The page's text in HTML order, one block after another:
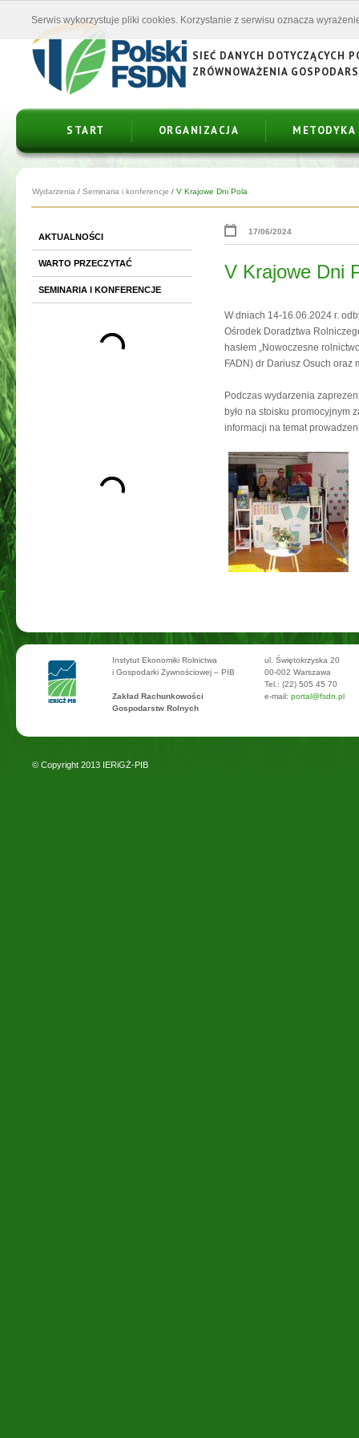
SIEĆ DANYCH DOTYCZĄCYCH
ZRÓWNOWAŻENIA
START ORGANIZACJA METODYKA
Wydarzenia / Seminaria i konferencje / V Krajowe Dni Pola
AKTUALNOŚCI
WARTO PRZECZYTAĆ
SEMINARIA I KONFERENCJE
17/06/2024
V Krajowe Dni
W dniach 14-16.06.2024 r.
Ośrodek Doradztwa
hasłem „Nowoczesne
FADN) dr Dariusz Osuch oraz
Podczas wydarzenia
było na stoisku promocyjnym
informacji na temat
Instytut Ekonomiki Rolnictwa
i Gospodarki Żywnościowej – PIB
Zakład Rachunkowości
Gospodarstw Rolnych
ul. Świętokrzyska 20
00-002 Warszawa
Tel.: (22) 505 45 70
e-mail: portal@fsdn.pl
© Copyright 2013 IERiGŻ-PIB
Serwis wykorzystuje pliki cookies. Korzystanie z serwisu oznacza